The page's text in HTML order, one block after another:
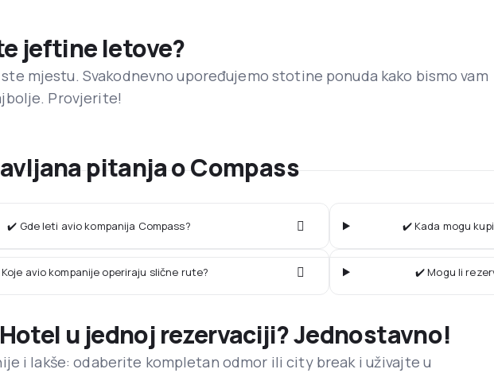
jeftine letove?
ste mjestu. Svakodnevno upoređujemo stotine ponuda kako bismo vam
Provjerite!
pitanja o Compass
✔️ Gde leti avio kompanija Compass? ✔️ Kada mogu
avio kompanije operiraju slične rute? ✔️ Mogu li
u jednoj rezervaciji? Jednostavno!
i lakše: odaberite kompletan odmor ili city break i uživajte u